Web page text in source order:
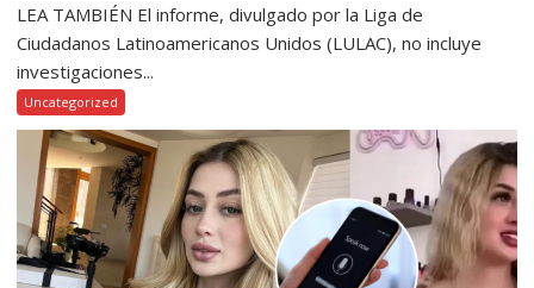
LEA TAMBIÉN El informe, divulgado por la Liga de
Ciudadanos Latinoamericanos Unidos (LULAC), no incluye
investigaciones...
Uncategorized